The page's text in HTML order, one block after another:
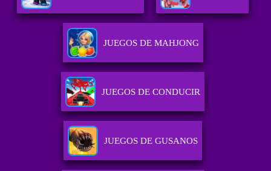
JUEGOS DE MAHJONG
JUEGOS DE CONDUCIR
JUEGOS DE GUSANOS